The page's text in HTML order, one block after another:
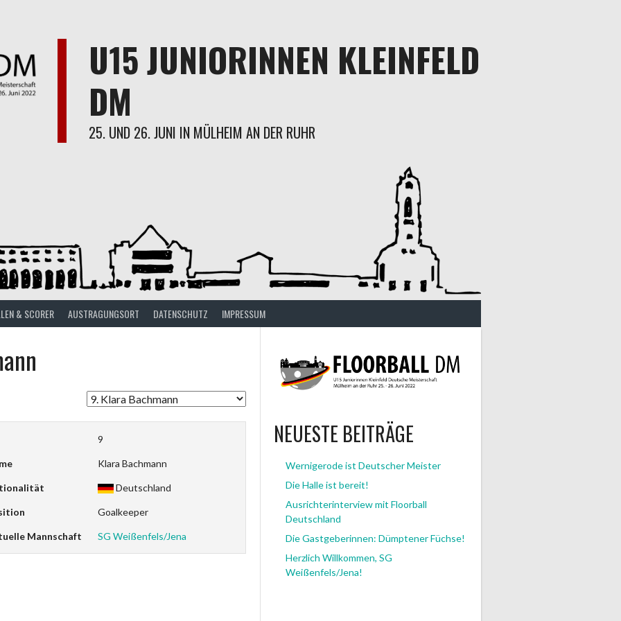
U15 JUNIORINNEN KLEINFELD
DM
25. UND 26. JUNI IN MÜLHEIM AN DER RUHR
& SCORER AUSTRAGUNGSORT DATENSCHUTZ IMPRESSUM
9
Klara Bachmann
Deutschland
Goalkeeper
Mannschaft SG Weißenfels/Jena
NEUESTE BEITRÄGE
Wernigerode ist Deutscher Meister
Die Halle ist bereit!
Ausrichterinterview mit Floorball
Deutschland
Die Gastgeberinnen: Dümptener Füchse!
Herzlich Willkommen, SG
Weißenfels/Jena!